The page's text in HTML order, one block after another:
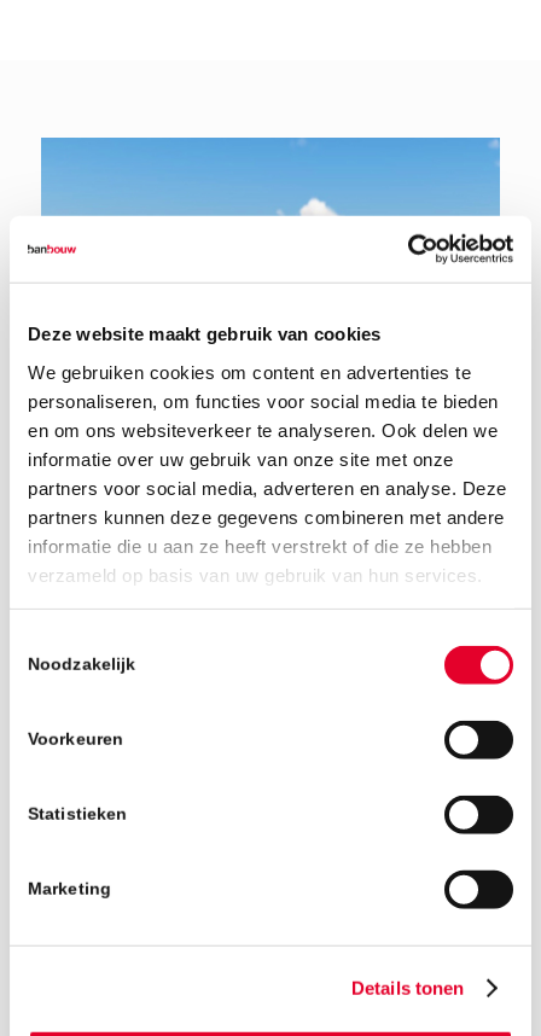
Deze website maakt gebruik van cookies
We gebruiken cookies om content en advertenties te
personaliseren, om functies voor social media te bieden
en om ons websiteverkeer te analyseren. Ook delen we
informatie over uw gebruik van onze site met onze
partners voor social media, adverteren en analyse. Deze
partners kunnen deze gegevens combineren met andere
informatie die u aan ze heeft verstrekt of die ze hebben
verzameld op basis van uw gebruik van hun services.
Noodzakelijk
Voorkeuren
Statistieken
Marketing
Details tonen
21 maart 2019